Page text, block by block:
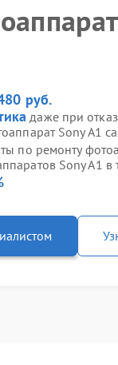
руб.
даже при
Sony A1
по ремонту
Sony A1 в